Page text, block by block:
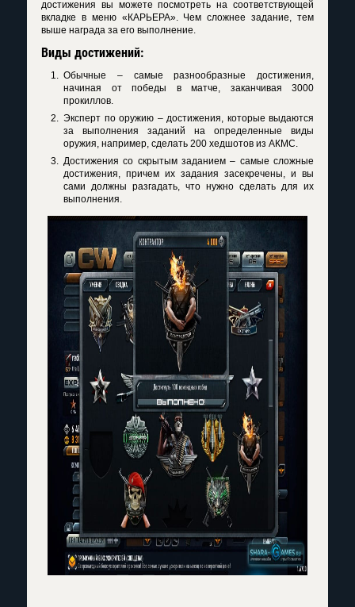
достижения вы можете посмотреть на соответствующей
вкладке в меню «КАРЬЕРА». Чем сложнее задание, тем
выше награда за его выполнение.
Виды достижений:
Обычные – самые разнообразные достижения,
начиная от победы в матче, заканчивая 3000
прокиллов.
Эксперт по оружию – достижения, которые выдаются
за выполнения заданий на определенные виды
оружия, например, сделать 200 хедшотов из АКМС.
Достижения со скрытым заданием – самые сложные
достижения, причем их задания засекречены, и вы
сами должны разгадать, что нужно сделать для их
выполнения.